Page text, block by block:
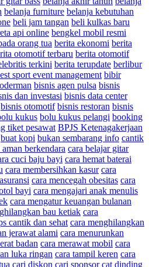
belanja furniture belanja kebutuhan
beli jam tangan beli kulkas baru
api online bengkel mobil resmi
orang tua berita ekonomi berita
otomotif terbaru berita otomotif
terkini berita terupdate berlibur
sport event management bibir
bisnis agen pulsa bisnis
dan investasi bisnis data center
bisnis otomotif bisnis restoran bisnis
kukus bolu kukus pelangi booking
tiket pesawat BPJS Ketenagakerjaan
buat kopi bukan sembarang info cantik
aman berkendara cara belajar gitar
cuci baju bayi cara hemat baterai
cara membersihkan kasur cara
cara mencegah obesitas cara
bayi cara mengajari anak menulis
cara mengatur keuangan bulanan
bau ketiak cara
cantik dan sehat cara menghilangkan
jerawat alami cara menurunkan
badan cara merawat mobil cara
luka ringan cara tampil keren cara
cari diskon cari sponsor cat dinding